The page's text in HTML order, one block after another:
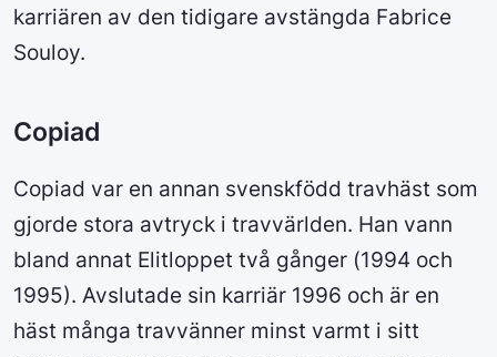
karriären av den tidigare avstängda Fabrice
Souloy.
Copiad
Copiad var en annan svenskfödd travhäst som
gjorde stora avtryck i travvärlden. Han vann
bland annat Elitloppet två gånger (1994 och
1995). Avslutade sin karriär 1996 och är en
häst många travvänner minst varmt i sitt